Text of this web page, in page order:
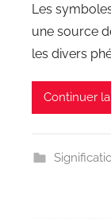
Les
une source
les divers
Continuer